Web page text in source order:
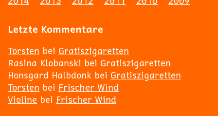
Letzte Kommentare
Torsten bei Gratiszigaretten
Rasina Klobanski bei Gratiszigaretten
Honsgard Halbdonk bei Gratiszigaretten
Torsten bei Frischer Wind
Violine bei Frischer Wind